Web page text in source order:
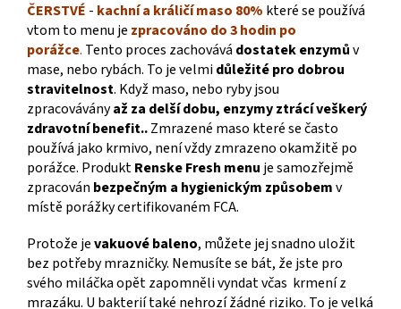
ČERSTVÉ - kachní a králičí maso 80% které se používá
vtom to menu je zpracováno do 3 hodin po
porážce. Tento proces zachovává dostatek enzymův
mase, nebo rybách. To je velmidůležité pro dobrou
stravitelnost. Když maso, nebo ryby jsou
zpracováványaž za delší dobu, enzymyztrácí veškerý
zdravotní benefit..Zmrazené maso které se často
používá jako krmivo, není vždy zmrazeno okamžitě po
porážce. ProduktRenske Fresh menu je samozřejmě
zpracován bezpečným a hygienickým způsobemv
místě porážky certifikovaném FCA.
Protože jevakuové baleno, můžete jej snadno uložit
bez potřeby mrazničky. Nemusíte se bát, že jste pro
svého miláčka opět zapomněli vyndat včas krmení z
mrazáku. U bakterií také nehrozí žádné riziko. To je velká